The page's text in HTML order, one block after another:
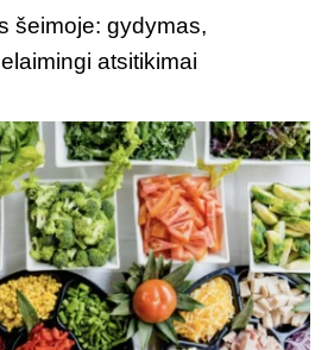
šeimoje: gydymas,
atsitikimai